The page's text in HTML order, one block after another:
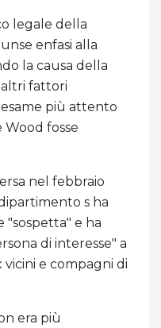
legale della
enfasi alla
la causa della
fattori
più attento
fosse
nel febbraio
s ha
"sospetta" e ha
di interesse" a
e compagni di
era più